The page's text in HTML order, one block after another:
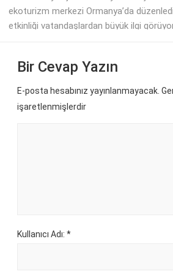
ekoturizm merkezi Ormanya’da
etkinliği vatandaşlardan büyük ilgi
Bir Cevap Yazın
E-posta hesabınız yayınlanmayacak.
işaretlenmişlerdir
Kullanıcı Adı: *